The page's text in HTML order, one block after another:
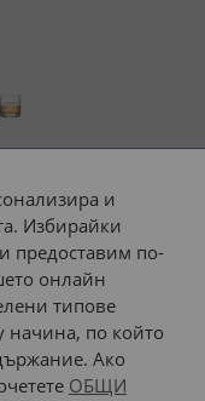
транспорт
и
Избирайки
предоставим по-
онлайн
типове
начина, по който
Ако
ОБЩИ